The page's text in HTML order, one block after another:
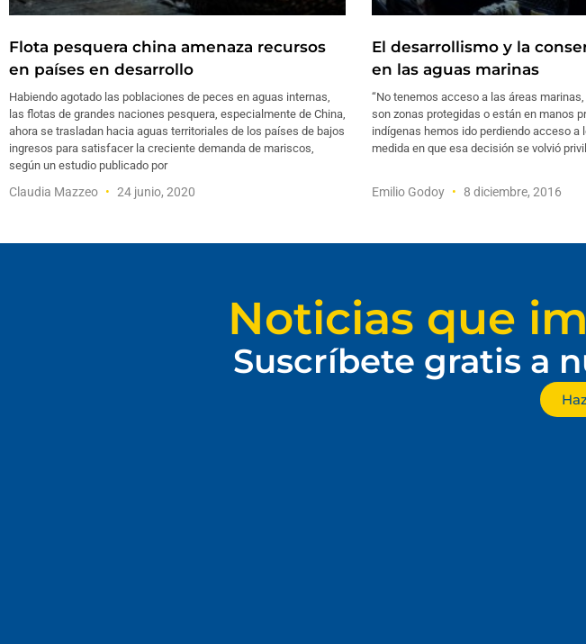
Flota pesquera china amenaza recursos
en países en desarrollo
Habiendo agotado las poblaciones de peces en aguas internas,
las flotas de grandes naciones pesquera, especialmente de China,
ahora se trasladan hacia aguas territoriales de los países de bajos
ingresos para satisfacer la creciente demanda de mariscos,
según un estudio publicado por
Claudia Mazzeo 24 junio, 2020
El desarrollismo y la
en las aguas marinas
“No tenemos acceso a las áreas
son zonas protegidas o están en manos
indígenas hemos ido perdiendo acceso a
medida en que esa decisión se volvió
Emilio Godoy 8 diciembre, 2016
Noticias que
Suscríbete gratis a